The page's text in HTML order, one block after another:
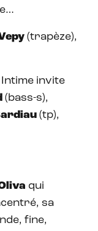
(trapèze),
invite
(bass-s),
(tp),
qui
sa
fine,